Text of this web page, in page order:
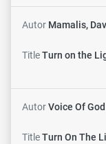
Autor Mamalis,
TitleTurn on the
AutorVoice Of
TitleTurn On The